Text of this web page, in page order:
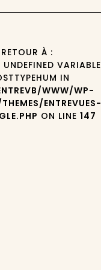
RETOUR À :
UNDEFINED VARIABLE
IN
WWW/WP-
ENTREVUES-
ON LINE 147